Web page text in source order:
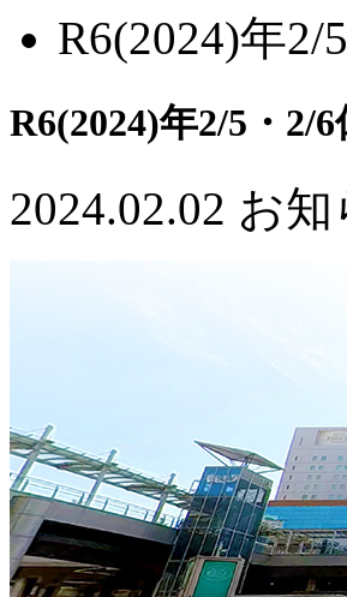
R6(2024)年
R6(2024)年2/5・2/
2024.02.02 お知